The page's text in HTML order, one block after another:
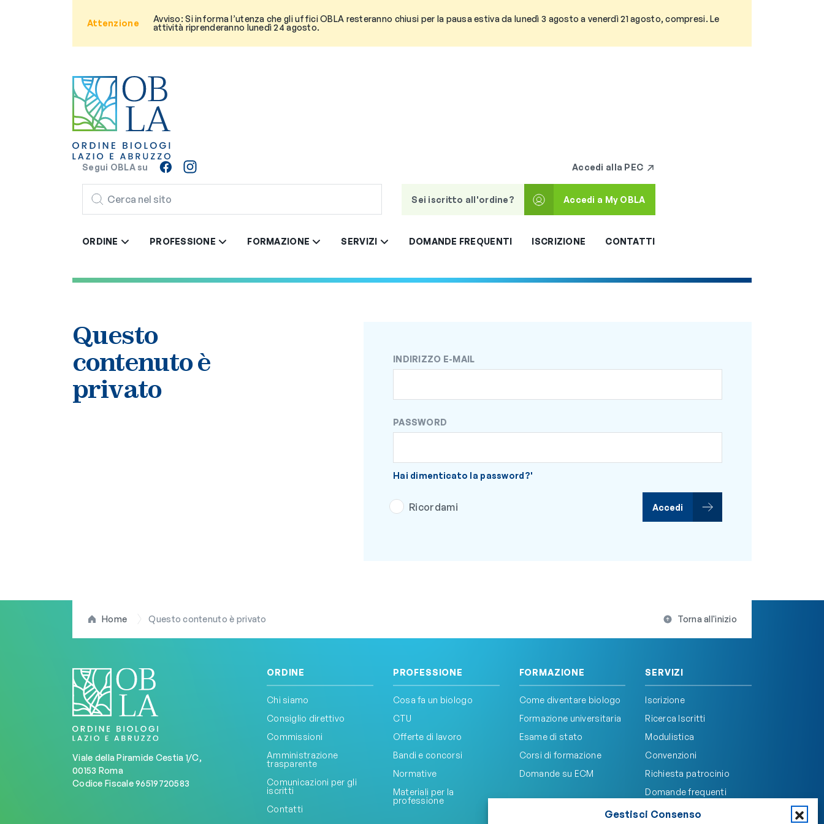
Gestisci Consenso
Attenzione
Avviso: Si informa l’utenza che gli uffici OBLA resteranno chiusi per la pausa estiva da lunedì 3 agosto a venerdì 21 agosto, compresi. Le
attività riprenderanno lunedì 24 agosto.
Segui OBLA su Accedi alla PEC
CERCA
Sei iscritto all'ordine?
Accedi a My OBLA
ORDINE PROFESSIONE FORMAZIONE SERVIZI DOMANDE FREQUENTI ISCRIZIONE CONTATTI
Questo
contenuto è
privato
INDIRIZZO E-MAIL
PASSWORD
Hai dimenticato la password?'
Ricordami Accedi
Home Questo contenuto è privato Torna all'inizio
Viale della Piramide Cestia 1/C,
00153 Roma
Codice Fiscale 96519720583
ORDINE
Chi siamo
Consiglio direttivo
Commissioni
Amministrazione
trasparente
Comunicazioni per gli
iscritti
Contatti
PROFESSIONE
Cosa fa un biologo
CTU
Offerte di lavoro
Bandi e concorsi
Normative
Materiali per la
professione
FORMAZIONE
Come diventare biologo
Formazione universitaria
Esame di stato
Corsi di formazione
Domande su ECM
SERVIZI
Iscrizione
Ricerca Iscritti
Modulistica
Convenzioni
Richiesta patrocinio
Domande frequenti